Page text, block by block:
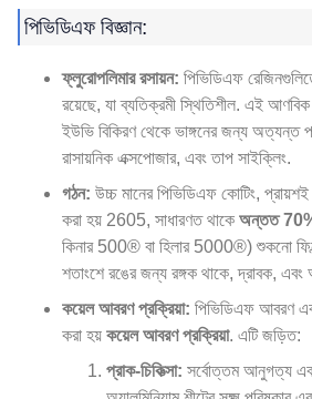
পিভিডিএফ বিজ্ঞান:
ফ্লুরোপলিমার রসায়ন: পিভিডিএফ
রয়েছে, যা ব্যতিক্রমী স্থিতিশীল. এই
ইউভি বিকিরণ থেকে ভাঙ্গনের জন্য অত্যন্ত
রাসায়নিক এক্সপোজার, এবং তাপ সাইক্লিং.
গঠন: উচ্চ মানের পিভিডিএফ কোটিং, প্রায়শই
করা হয় 2605, সাধারণত থাকে অন্তত
কিনার 500® বা হিলার 5000®) শুকনো
শতাংশে রঙের জন্য রঙ্গক থাকে, দ্রাবক, এবং
কয়েল আবরণ প্রক্রিয়া: পিভিডিএফ আবরণ
করা হয় কয়েল আবরণ প্রক্রিয়া. এটি জড়িত:
প্রাক-চিকিত্সা: সর্বোত্তম আনুগত্য